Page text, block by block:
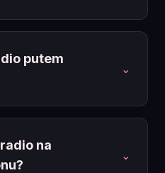
putem
⌄
na
⌄